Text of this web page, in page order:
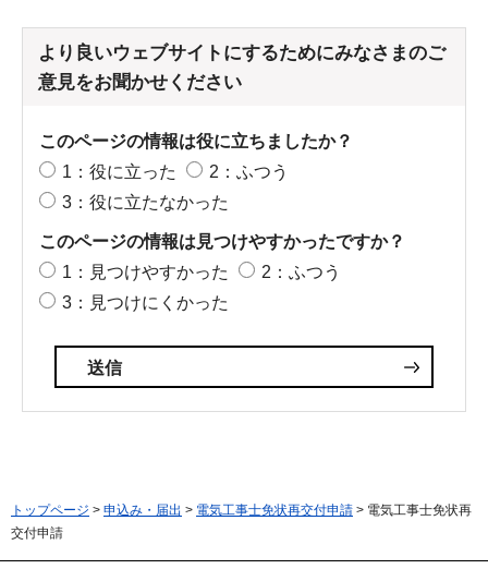
より良いウェブサイトにするためにみなさまのご
意見をお聞かせください
このページの情報は役に立ちましたか？
1：役に立った
2：ふつう
3：役に立たなかった
このページの情報は見つけやすかったですか？
1：見つけやすかった
2：ふつう
3：見つけにくかった
トップページ > 申込み・届出 > 電気工事士免状再交付申請 > 電気工事士免状再
交付申請